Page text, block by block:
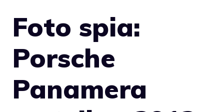
Foto spia:
Porsche
Panamera